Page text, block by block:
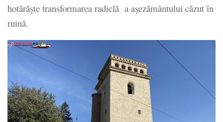
hotărăște transformarea radiclă a așezământului căzut în
ruină.